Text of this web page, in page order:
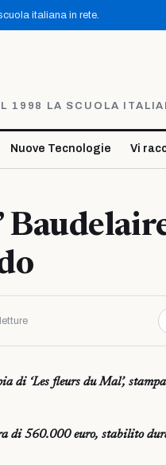
italiana in rete.
1998 LA SCUOLA
Nuove Tecnologie Vi
di ‘Les fleurs du Mal’,
di 560.000 euro, stabilito